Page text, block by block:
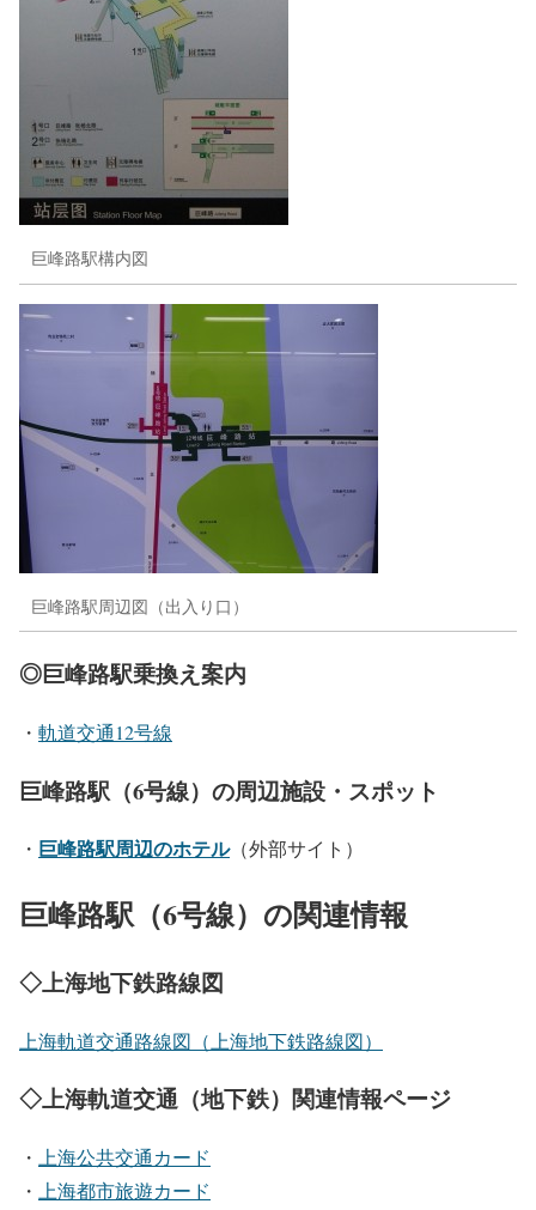
巨峰路駅構内図
巨峰路駅周辺図（出入り口）
◎巨峰路駅乗換え案内
・ 軌道交通12号線
巨峰路駅（6号線）の周辺施設・スポット
・ 巨峰路駅周辺のホテル（外部サイト）
巨峰路駅（6号線）の関連情報
◇上海地下鉄路線図
上海軌道交通路線図（上海地下鉄路線図）
◇上海軌道交通（地下鉄）関連情報ページ
・ 上海公共交通カード
・ 上海都市旅遊カード